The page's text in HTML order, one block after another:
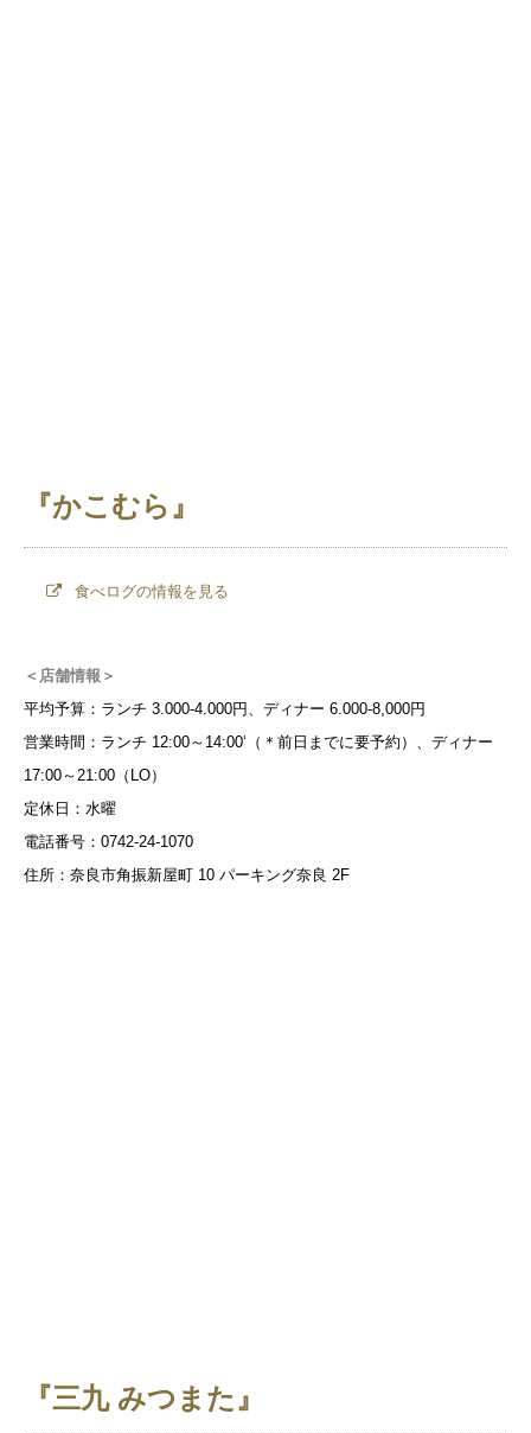
『かこむら』
食べログの情報を見る
＜店舗情報＞
平均予算：ランチ 3.000-4.000円、ディナー 6.000-8,000円
営業時間：ランチ 12:00～14:00‘（＊前日までに要予約）、ディナー
17:00～21:00（LO）
定休日：水曜
電話番号：0742-24-1070
住所：奈良市角振新屋町 10 パーキング奈良 2F
『三九 みつまた』